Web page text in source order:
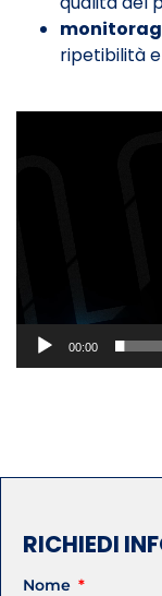
ripetibilità
00:00
RICHIEDI
Nome